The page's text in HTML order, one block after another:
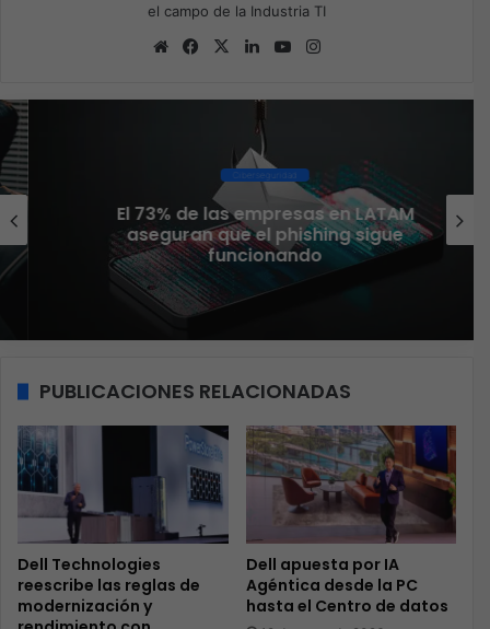
el campo de la Industria TI
Sitio
Facebook
X LinkedInYouTube
El 73% de las empresas en LATAM
aseguran que el phishing sigue
funcionando
PUBLICACIONES RELACIONADAS
Dell Technologies
reescribe las reglas de
modernización y
Dell apuesta por IA
Agéntica desde la PC
hasta el Centro de datos